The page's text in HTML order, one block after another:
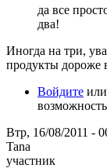
да все
два!
Иногда на три,
продукты дороже
Войдите или
Втр, 16/08/2011 -
Tana
участник